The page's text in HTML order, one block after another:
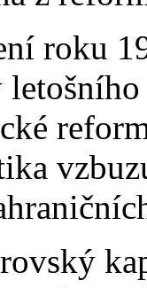
roku